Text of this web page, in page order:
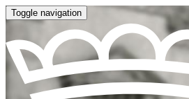
Toggle navigation